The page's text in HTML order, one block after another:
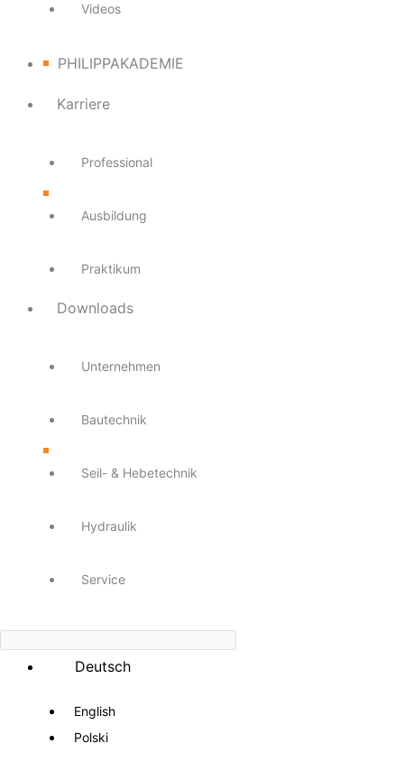
Videos
PHILIPPAKADEMIE
Karriere
Professional
Ausbildung
Praktikum
Downloads
Unternehmen
Bautechnik
Seil- & Hebetechnik
Hydraulik
Service
Deutsch
English
Polski